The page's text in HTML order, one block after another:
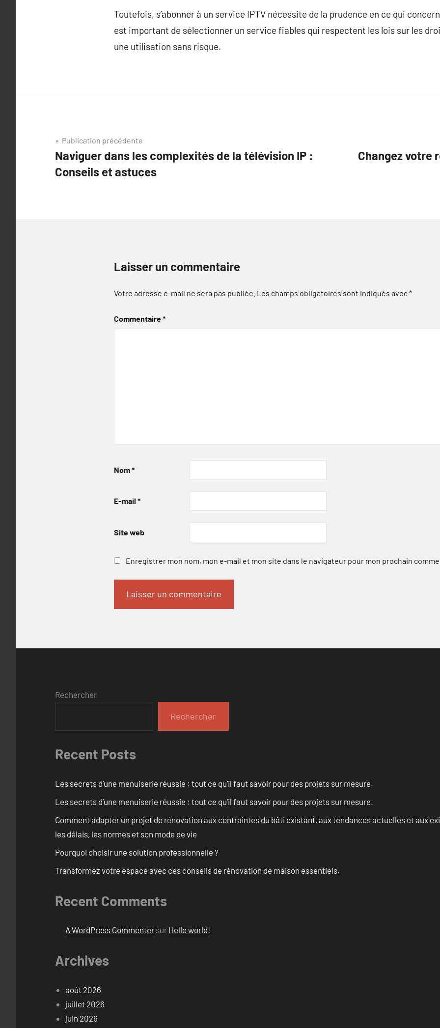
Toutefois, s’abonner à un service IPTV nécessite de la prudence en ce qui
est important de sélectionner un service fiables qui respectent les lois sur les
une utilisation sans risque.
Navigation
de
l’article
Publication précédente
Naviguer dans les complexités de la télévision IP :
Conseils et astuces
Changez votre
Laisser un commentaire
Votre adresse e-mail ne sera pas publiée. Les champs obligatoires sont indiqués avec*
Commentaire*
Nom*
E-mail *
Site web
Enregistrer mon nom, mon e-mail et mon site dans le navigateur pour mon prochain
Rechercher
Rechercher
Recent Posts
Les secrets d’une menuiserie réussie : tout ce qu’il faut savoir pour des projets sur mesure.
Les secrets d’une menuiserie réussie : tout ce qu’il faut savoir pour des projets sur mesure.
Comment adapter un projet de rénovation aux contraintes du bâti existant, aux tendances actuelles et aux
les délais, les normes et son mode de vie
Pourquoi choisir une solution professionnelle ?
Transformez votre espace avec ces conseils de rénovation de maison essentiels.
Recent Comments
A WordPress Commenter sur Hello world!
Archives
août 2026
juillet 2026
juin 2026